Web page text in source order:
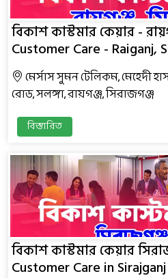
বিকাশ কাস্টমার কেয়ার -
Customer Care - Raiganj,
মের্সাস সুমন টেলিকম, মেহেদী
রোড, সলঙ্গা, রায়গঞ্জ, সিরাজগঞ্জ
বিস্তারিত
বিকাশ কাস্টমার কেয়ার
Customer Care in Sirajganj